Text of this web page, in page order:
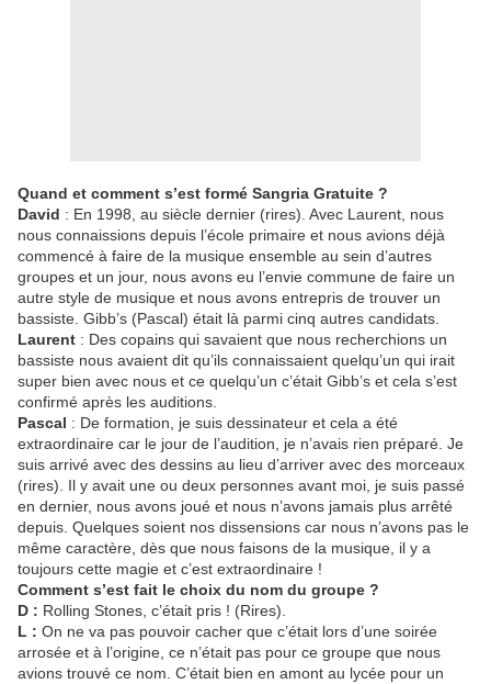
Quand et comment s’est formé Sangria Gratuite ?
David : En 1998, au siècle dernier (rires). Avec Laurent, nous
nous connaissions depuis l’école primaire et nous avions déjà
commencé à faire de la musique ensemble au sein d’autres
groupes et un jour, nous avons eu l’envie commune de faire un
autre style de musique et nous avons entrepris de trouver un
bassiste. Gibb’s (Pascal) était là parmi cinq autres candidats.
Laurent : Des copains qui savaient que nous recherchions un
bassiste nous avaient dit qu’ils connaissaient quelqu’un qui irait
super bien avec nous et ce quelqu’un c’était Gibb’s et cela s’est
confirmé après les auditions.
Pascal : De formation, je suis dessinateur et cela a été
extraordinaire car le jour de l’audition, je n’avais rien préparé. Je
suis arrivé avec des dessins au lieu d’arriver avec des morceaux
(rires). Il y avait une ou deux personnes avant moi, je suis passé
en dernier, nous avons joué et nous n’avons jamais plus arrêté
depuis. Quelques soient nos dissensions car nous n’avons pas le
même caractère, dès que nous faisons de la musique, il y a
toujours cette magie et c’est extraordinaire !
Comment s’est fait le choix du nom du groupe ?
D : Rolling Stones, c’était pris ! (Rires).
L : On ne va pas pouvoir cacher que c’était lors d’une soirée
arrosée et à l’origine, ce n’était pas pour ce groupe que nous
avions trouvé ce nom. C’était bien en amont au lycée pour un